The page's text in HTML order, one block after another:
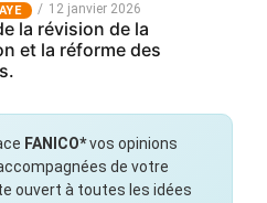
12 janvier 2026
la révision de la
et la réforme des
FANICO*vos opinions
de votre
ouvert à toutes les idées